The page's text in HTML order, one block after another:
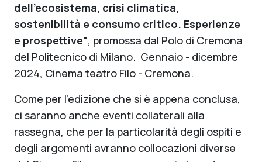
dell'ecosistema, crisi climatica,
sostenibilità e consumo critico. Esperienze
e prospettive", promossa dal Polo di Cremona
del Politecnico di Milano. Gennaio - dicembre
2024, Cinema teatro Filo - Cremona.
Come per l’edizione che si è appena conclusa,
ci saranno anche eventi collaterali alla
rassegna, che per la particolarità degli ospiti e
degli argomenti avranno collocazioni diverse